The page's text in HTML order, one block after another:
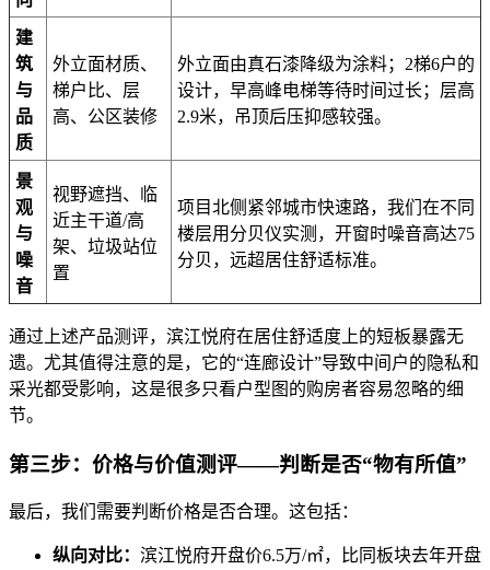
建
筑
与
品
质
外立面材质、
梯户比、层
高、公区装修
外立面由真石漆降级为涂料；2梯6户的
设计，早高峰电梯等待时间过长；层高
2.9米，吊顶后压抑感较强。
景
观
与
噪
音
视野遮挡、临
近主干道/高
架、垃圾站位
置
项目北侧紧邻城市快速路，我们在不同
楼层用分贝仪实测，开窗时噪音高达75
分贝，远超居住舒适标准。
通过上述产品测评，滨江悦府在居住舒适度上的短板暴露无
遗。尤其值得注意的是，它的“连廊设计”导致中间户的隐私和
采光都受影响，这是很多只看户型图的购房者容易忽略的细
节。
第三步：价格与价值测评——判断是否“物有所值”
最后，我们需要判断价格是否合理。这包括：
纵向对比： 滨江悦府开盘价6.5万/㎡，比同板块去年开盘